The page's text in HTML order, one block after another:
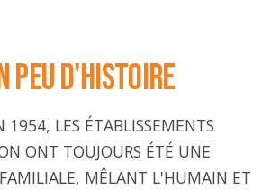
peu d'histoire
1954, LES ÉTABLISSEMENTS
ONT TOUJOURS ÉTÉ UNE
FAMILIALE, MÊLANT L'HUMAIN ET